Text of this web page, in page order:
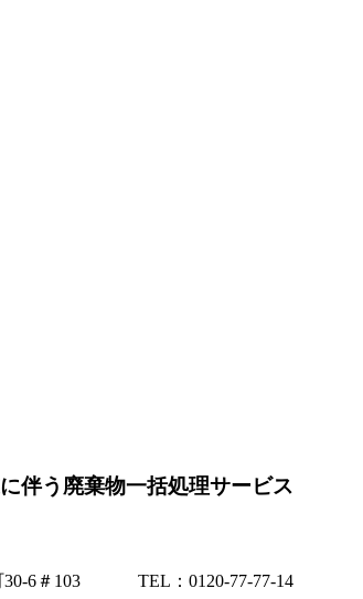
伴う廃棄物一括処理サービス
6＃103
TEL：0120-77-77-14